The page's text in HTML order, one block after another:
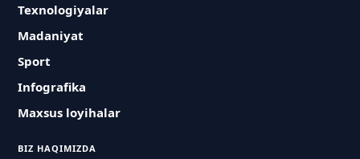
Texnologiyalar
Madaniyat
Sport
Infografika
Maxsus loyihalar
BIZ HAQIMIZDA